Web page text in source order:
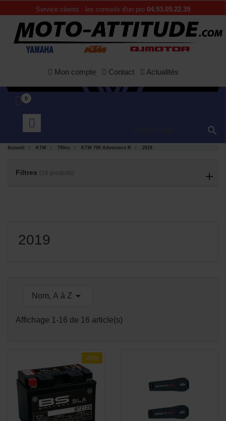
Service clients : les conseils d'un pro 04.93.09.22.39
Mon compte Contact Actualités
0

Accueil KTM 790cc KTM 790 Adventure R 2019
Filtres (16 produits)
2019
Nom, A à Z 
Affichage 1-16 de 16 article(s)
-20%